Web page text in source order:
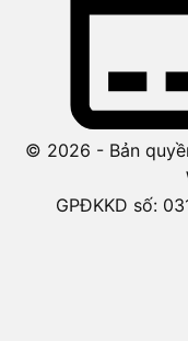
© 2026 - Bản
GPĐKKD số: